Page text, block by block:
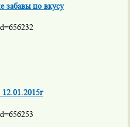
забавы по вкусу